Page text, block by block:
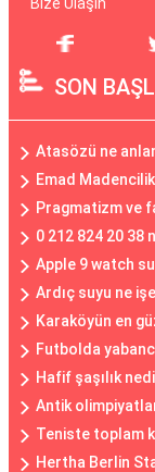
SON
Atasözü ne
Emad
Pragmatizm ve
0 212 824 20 38
Apple 9 watch
Ardıç suyu ne
Karaköyün en
Futbolda
Hafif şaşılık
Antik
Teniste toplam
Hertha Berlin